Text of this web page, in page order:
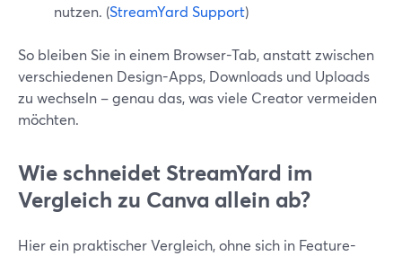
nutzen. (StreamYard Support)
So bleiben Sie in einem Browser-Tab, anstatt zwischen
verschiedenen Design-Apps, Downloads und Uploads
zu wechseln – genau das, was viele Creator vermeiden
möchten.
Wie schneidet StreamYard im
Vergleich zu Canva allein ab?
Hier ein praktischer Vergleich, ohne sich in Feature-